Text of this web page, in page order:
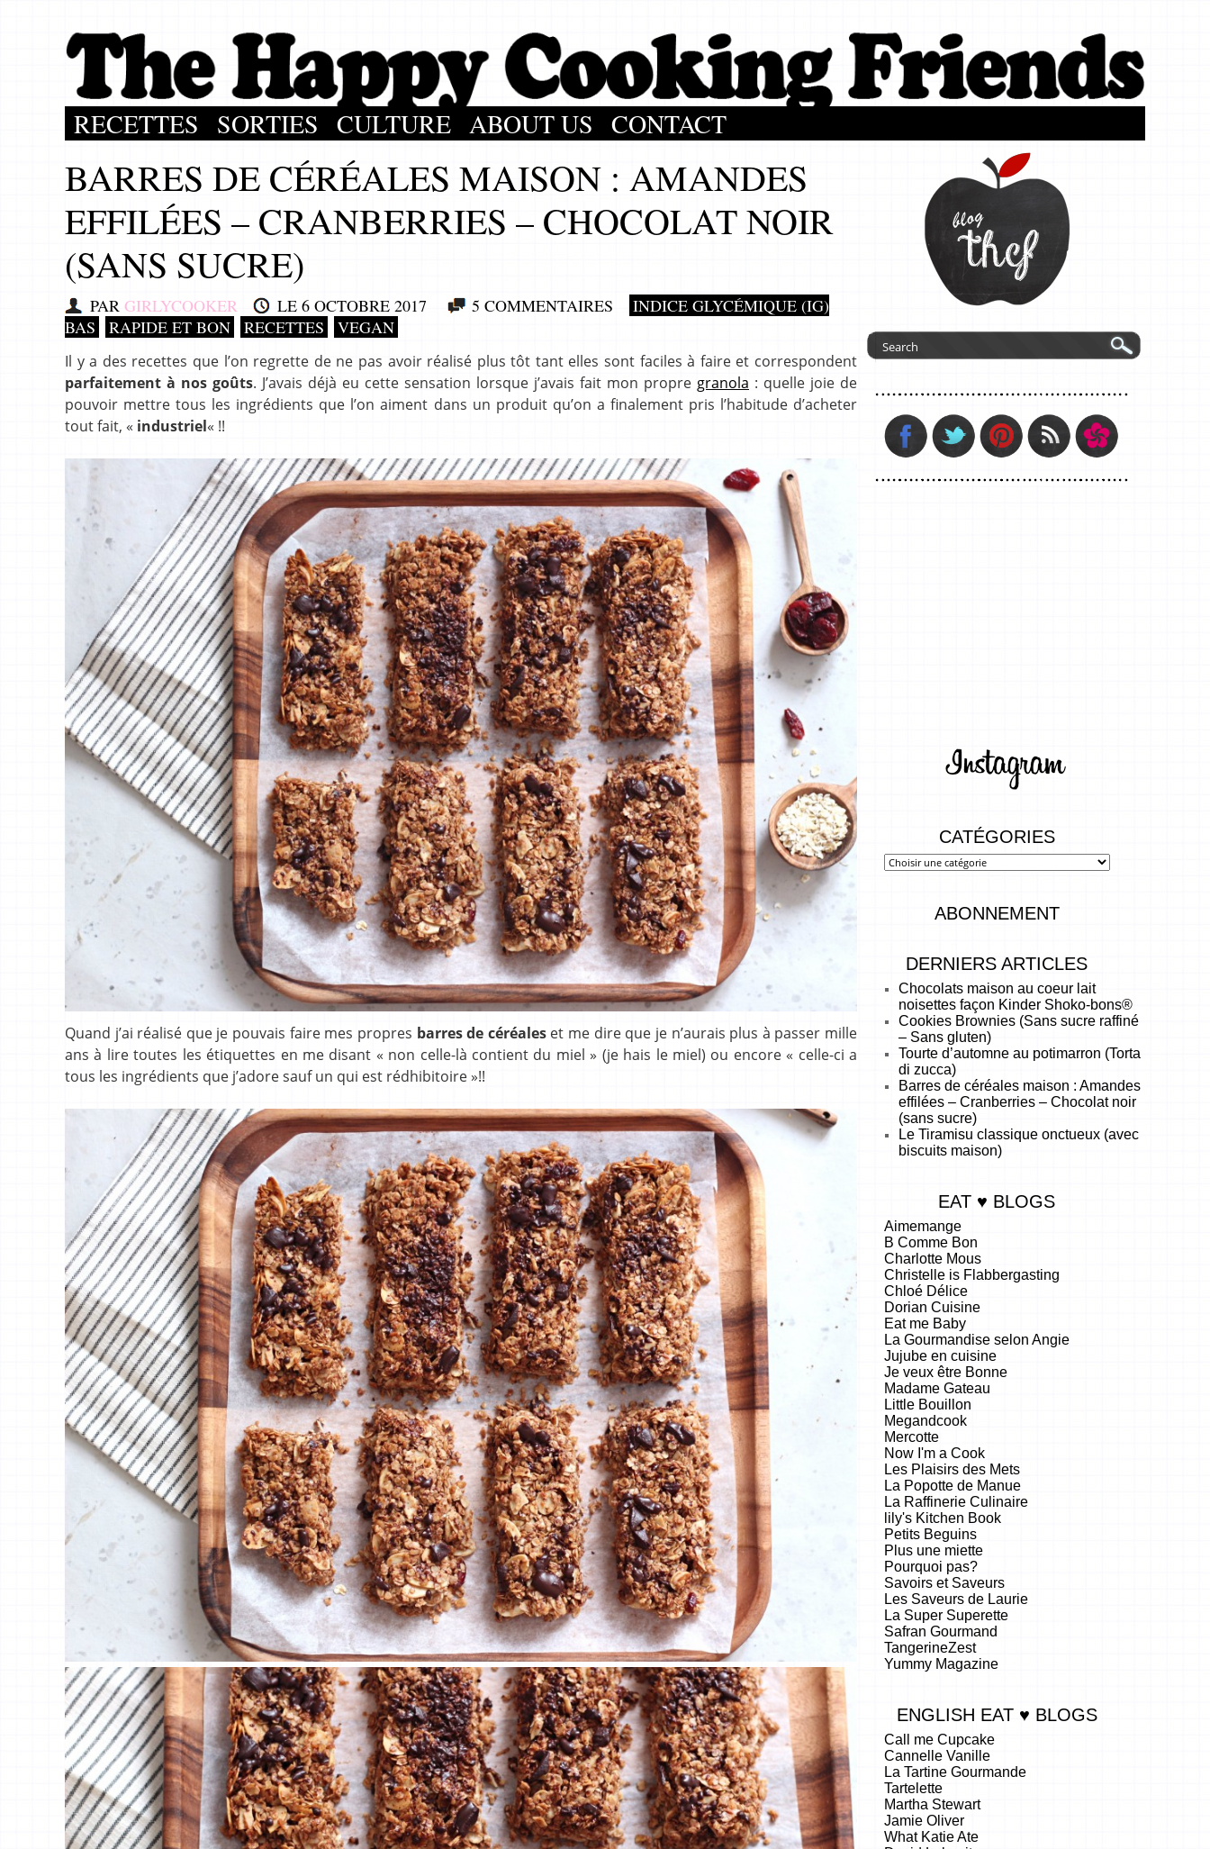
RECETTES SORTIES CULTURE ABOUT US CONTACT
BARRES DE CÉRÉALES MAISON : AMANDES
EFFILÉES – CRANBERRIES – CHOCOLAT NOIR
(SANS SUCRE)
PAR GIRLYCOOKER LE 6 OCTOBRE 2017 5 COMMENTAIRES
INDICE GLYCÉMIQUE (IG)
BAS
RAPIDE ET BON RECETTES VEGAN
Il y a des recettes que l’on regrette de ne pas avoir réalisé plus tôt tant elles sont faciles à faire et correspondent
parfaitement à nos goûts. J’avais déjà eu cette sensation lorsque j’avais fait mon propre granola : quelle joie de
pouvoir mettre tous les ingrédients que l’on aiment dans un produit qu’on a finalement pris l’habitude d’acheter
tout fait, « industriel« !!
Quand j’ai réalisé que je pouvais faire mes propres barres de céréaleset me dire que je n’aurais plus à passer mille
ans à lire toutes les étiquettes en me disant « non celle-là contient du miel » (je hais le miel) ou encore « celle-ci a
tous les ingrédients que j’adore sauf un qui est rédhibitoire »!!
CATÉGORIES
ABONNEMENT
DERNIERS ARTICLES
Chocolats maison au coeur lait
noisettes façon Kinder Shoko-bons®
Cookies Brownies (Sans sucre raffiné
– Sans gluten)
Tourte d’automne au potimarron (Torta
di zucca)
Barres de céréales maison : Amandes
effilées – Cranberries – Chocolat noir
(sans sucre)
Le Tiramisu classique onctueux (avec
biscuits maison)
EAT ♥ BLOGS
Aimemange
B Comme Bon
Charlotte Mous
Christelle is Flabbergasting
Chloé Délice
Dorian Cuisine
Eat me Baby
La Gourmandise selon Angie
Jujube en cuisine
Je veux être Bonne
Madame Gateau
Little Bouillon
Megandcook
Mercotte
Now I'm a Cook
Les Plaisirs des Mets
La Popotte de Manue
La Raffinerie Culinaire
lily's Kitchen Book
Petits Beguins
Plus une miette
Pourquoi pas?
Savoirs et Saveurs
Les Saveurs de Laurie
La Super Superette
Safran Gourmand
TangerineZest
Yummy Magazine
ENGLISH EAT ♥ BLOGS
Call me Cupcake
Cannelle Vanille
La Tartine Gourmande
Tartelette
Martha Stewart
Jamie Oliver
What Katie Ate